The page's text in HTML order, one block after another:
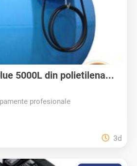
5000L din polietilena...
profesionale
3d